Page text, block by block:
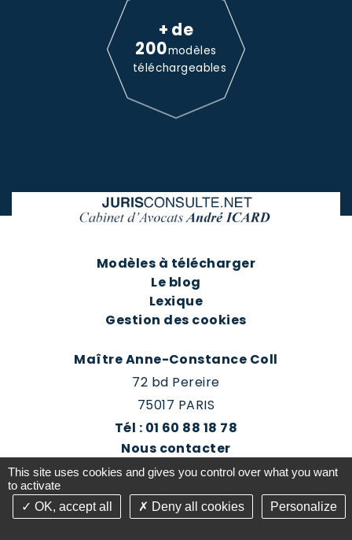
+ de
200modèles
téléchargeables
Modèles à télécharger
Le blog
Lexique
Gestion des cookies
Maître Anne-Constance Coll
72 bd Pereire
75017 PARIS
Tél : 01 60 88 18 78
Nous contacter
Prendre rendez-vous
This site uses cookies and gives you control over what you want
to activate
OK, accept all
Deny all cookies Personalize